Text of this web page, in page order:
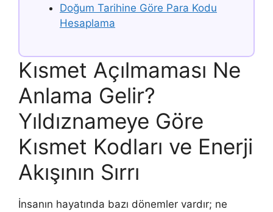
Doğum Tarihine Göre Para Kodu
Hesaplama
Kısmet Açılmaması Ne
Anlama Gelir?
Yıldıznameye Göre
Kısmet Kodları ve Enerji
Akışının Sırrı
İnsanın hayatında bazı dönemler vardır; ne